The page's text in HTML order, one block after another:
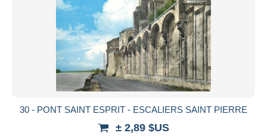
30 - PONT SAINT ESPRIT - ESCALIERS SAINT PIERRE
± 2,89 $US